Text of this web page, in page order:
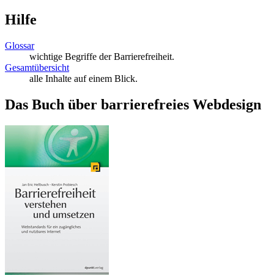
Hilfe
Glossar
wichtige Begriffe der Barrierefreiheit.
Gesamtübersicht
alle Inhalte auf einem Blick.
Das Buch über barrierefreies Webdesign